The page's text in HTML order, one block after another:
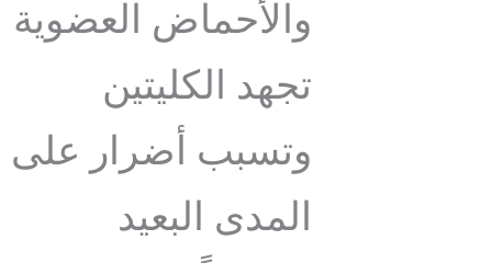
والأحماض العضوية
تجهد الكليتين
وتسبب أضرار على
المدى البعيد